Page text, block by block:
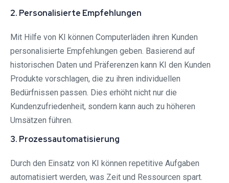
2. Personalisierte Empfehlungen
Mit Hilfe von KI können Computerläden ihren Kunden
personalisierte Empfehlungen geben. Basierend auf
historischen Daten und Präferenzen kann KI den Kunden
Produkte vorschlagen, die zu ihren individuellen
Bedürfnissen passen. Dies erhöht nicht nur die
Kundenzufriedenheit, sondern kann auch zu höheren
Umsätzen führen.
3. Prozessautomatisierung
Durch den Einsatz von KI können repetitive Aufgaben
automatisiert werden, was Zeit und Ressourcen spart.